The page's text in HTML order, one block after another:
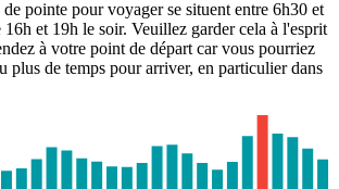
pointe pour voyager se situent entre 6h30 et
et 19h le soir. Veuillez garder cela à l'esprit
à votre point de départ car vous pourriez
plus de temps pour arriver, en particulier dans